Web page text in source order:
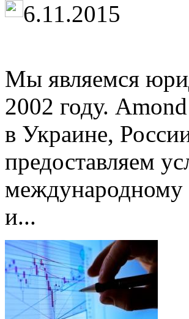
6.11.2015
Мы являемся
2002 году.
в Украине,
предоставляем
международному
и...